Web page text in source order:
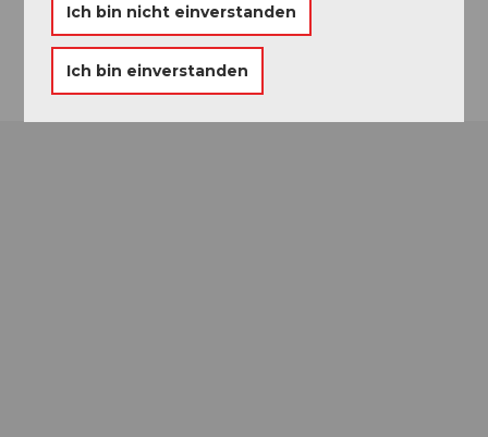
Instagram
Anreise
Ich bin nicht einverstanden
Ich bin einverstanden